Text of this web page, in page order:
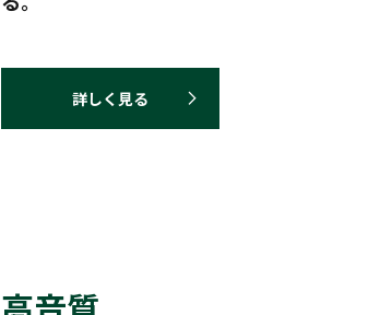
詳しく見る